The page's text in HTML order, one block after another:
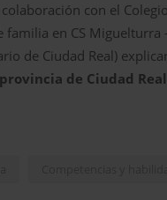
con el
familia en CS Miguelturra
de Ciudad Real)
provincia de Ciudad